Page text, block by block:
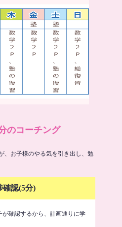
のコーチング
、お子様のやる気を引き出し、勉
確認(5分)
確認するから、計画通りに学